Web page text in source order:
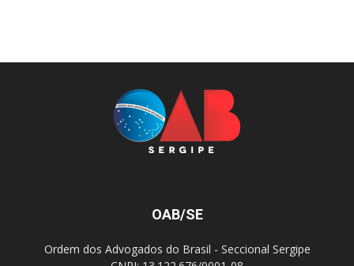
OAB/SE
Ordem dos Advogados do Brasil - Seccional Sergipe